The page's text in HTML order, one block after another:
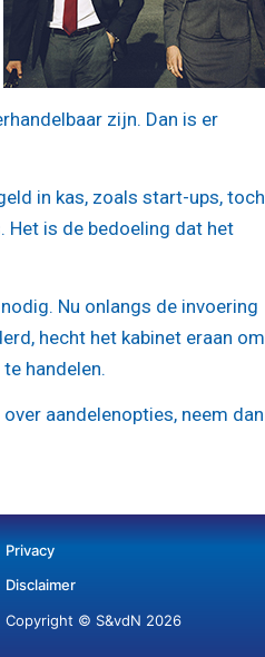
zijn. Dan is er
in kas, zoals start-ups, toch
Het is de bedoeling dat het
Nu onlangs de invoering
hecht het kabinet eraan om
handelen.
aandelenopties, neem dan
Privacy
Disclaimer
Copyright © S&vdN 2026